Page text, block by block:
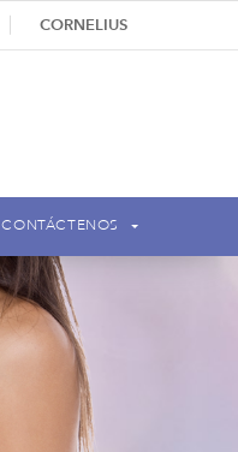
CORNELIUS
CONTÁCTENOS